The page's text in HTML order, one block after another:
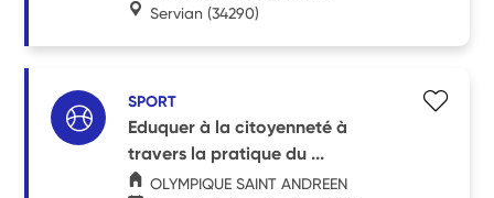
Servian (34290)
SPORT
Eduquer à la citoyenneté à
travers la pratique du ...
OLYMPIQUE SAINT ANDREEN